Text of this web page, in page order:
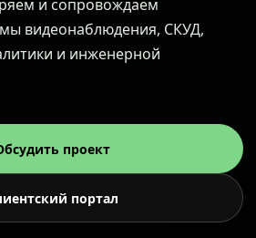
и сопровождаем
видеонаблюдения, СКУД,
и инженерной
проект
портал